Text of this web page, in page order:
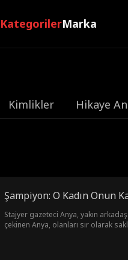
KategorilerMarka
Kimlikler Hikaye
Şampiyon: O Kadın Onun
Stajyer gazeteci Anya, yakın
çekinen Anya, olanları sır olarak